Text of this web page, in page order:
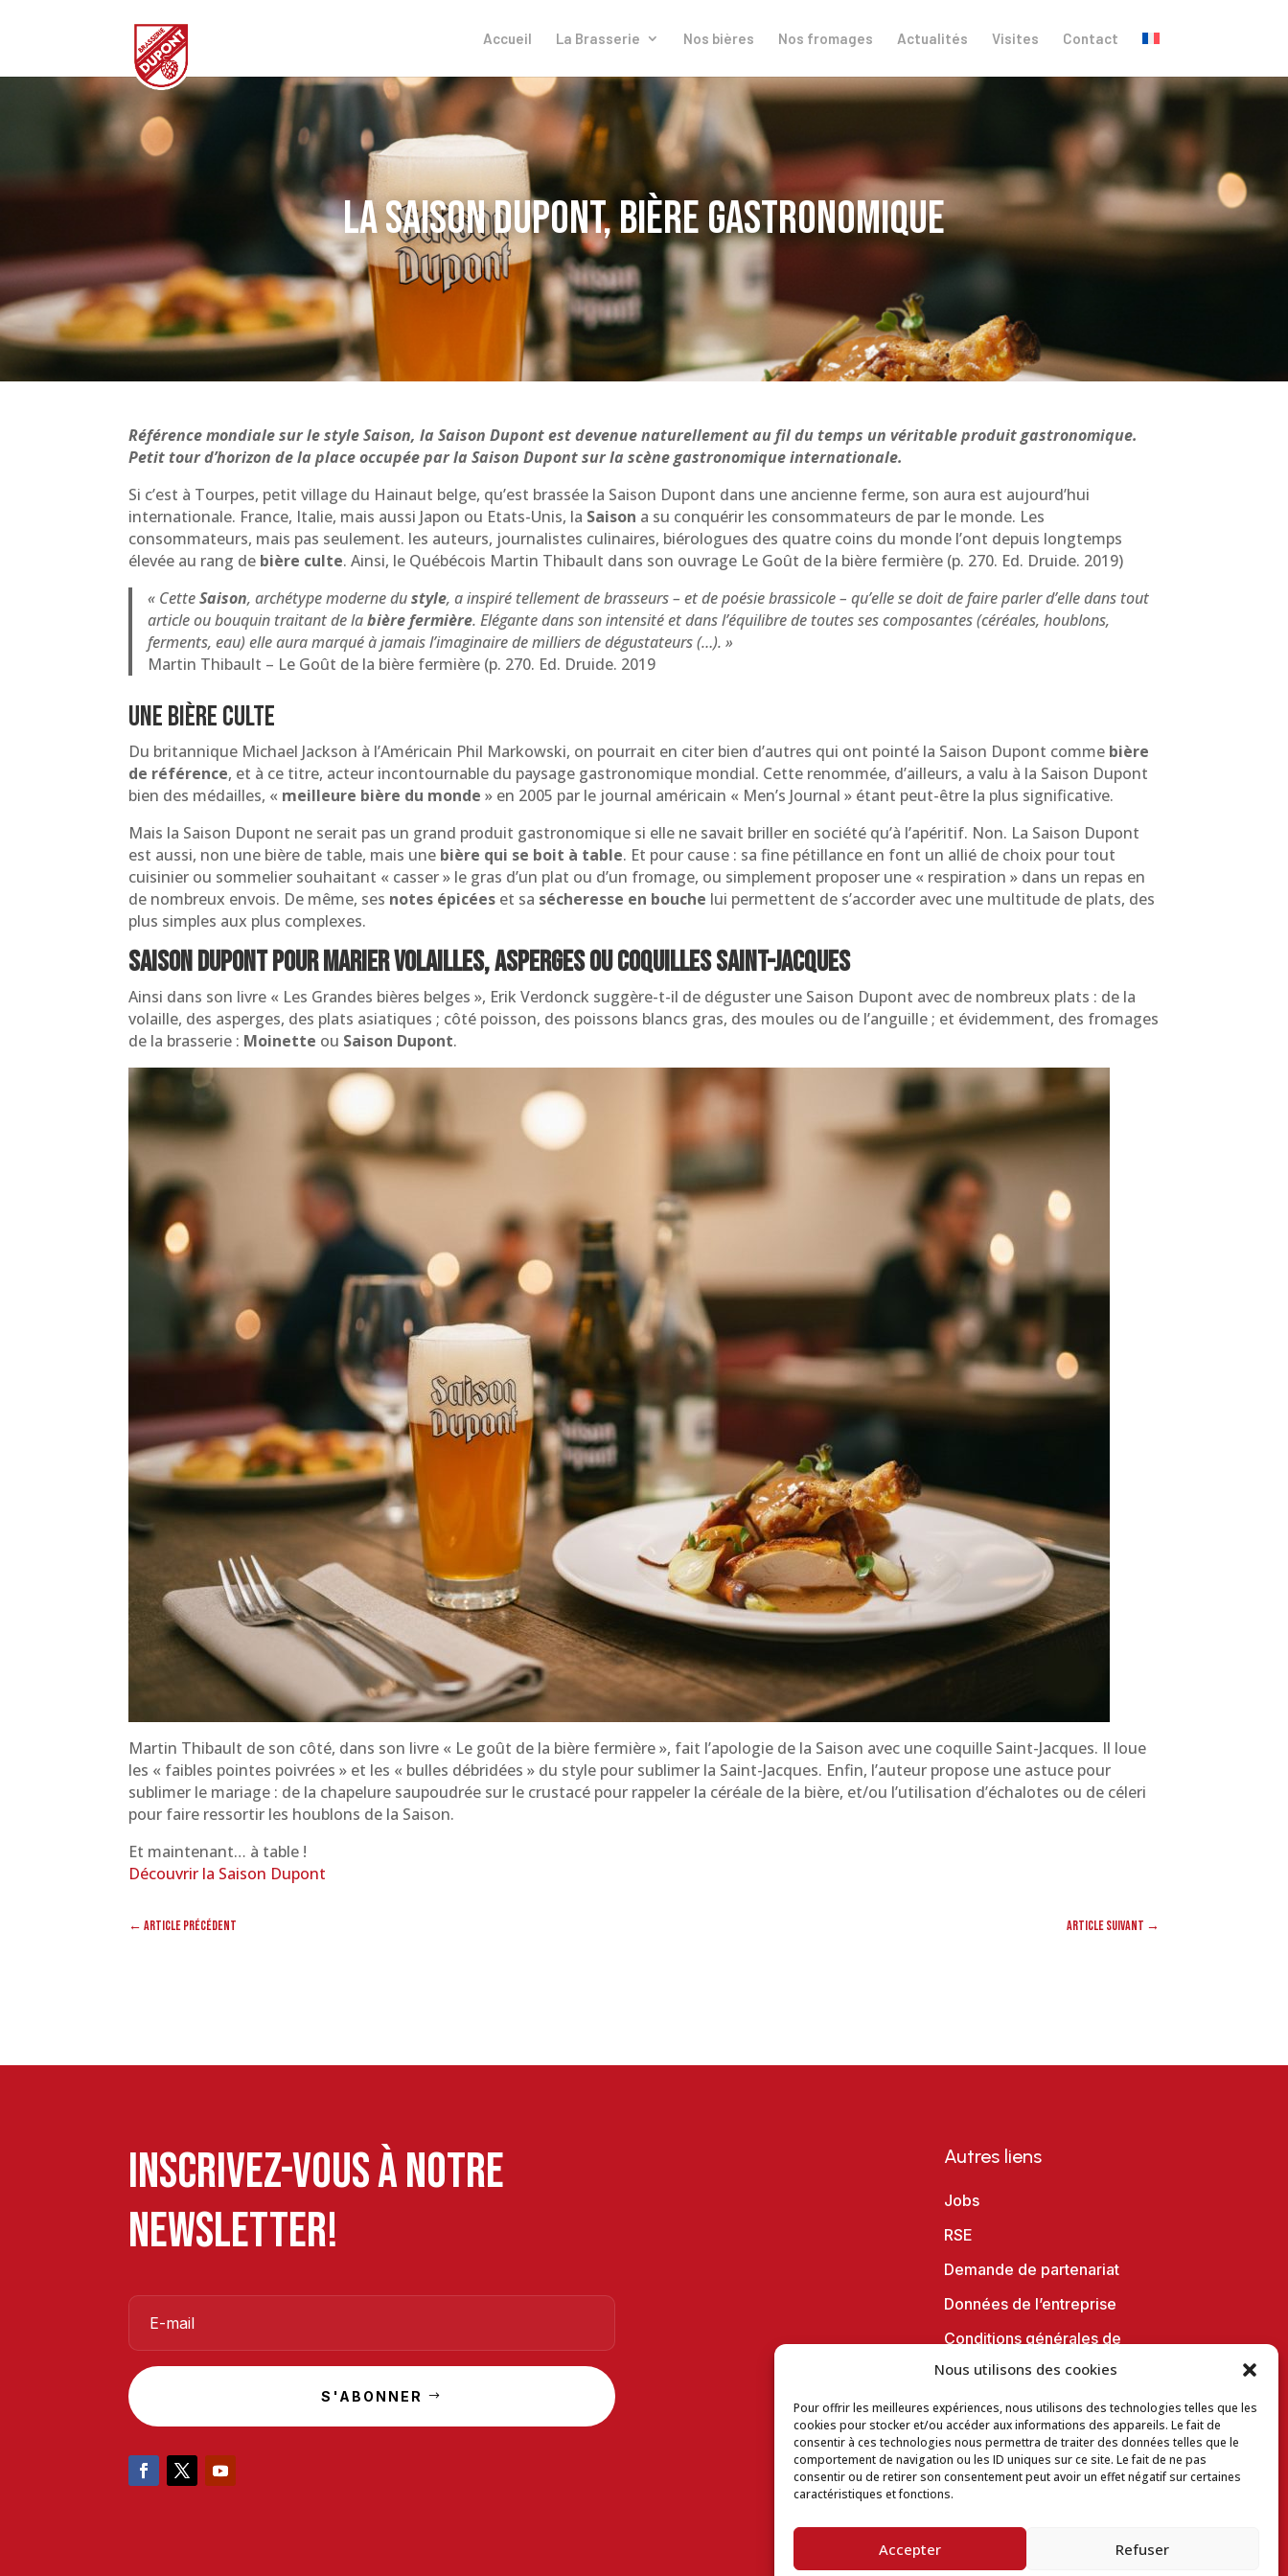
Nous utilisons des cookies
Pour offrir les meilleures expériences, nous utilisons des technologies telles que les
cookies pour stocker et/ou accéder aux informations des appareils. Le fait de
consentir à ces technologies nous permettra de traiter des données telles que le
comportement de navigation ou les ID uniques sur ce site. Le fait de ne pas
consentir ou de retirer son consentement peut avoir un effet négatif sur certaines
caractéristiques et fonctions.
Accepter Refuser
Accueil La Brasserie Nos bières Nos fromages Actualités Visites Contact
La Saison Dupont, bière gastronomique
Référence mondiale sur le style Saison, la Saison Dupont est devenue naturellement au fil du temps un véritable produit gastronomique.
Petit tour d’horizon de la place occupée par la Saison Dupont sur la scène gastronomique internationale.
Si c’est à Tourpes, petit village du Hainaut belge, qu’est brassée la Saison Dupont dans une ancienne ferme, son aura est aujourd’hui
internationale. France, Italie, mais aussi Japon ou Etats-Unis, la Saison a su conquérir les consommateurs de par le monde. Les
consommateurs, mais pas seulement. les auteurs, journalistes culinaires, biérologues des quatre coins du monde l’ont depuis longtemps
élevée au rang de bière culte. Ainsi, le Québécois Martin Thibault dans son ouvrage Le Goût de la bière fermière (p. 270. Ed. Druide. 2019)
« CetteSaison, archétype moderne dustyle, a inspiré tellement de brasseurs – et de poésie brassicole – qu’elle se doit de faire parler d’elle dans tout
article ou bouquin traitant de labière fermière. Elégante dans son intensité et dans l’équilibre de toutes ses composantes (céréales, houblons,
ferments, eau) elle aura marqué à jamais l’imaginaire de milliers de dégustateurs (…). »
Martin Thibault – Le Goût de la bière fermière (p. 270. Ed. Druide. 2019
Une bière culte
Du britannique Michael Jackson à l’Américain Phil Markowski, on pourrait en citer bien d’autres qui ont pointé la Saison Dupont comme bière
de référence, et à ce titre, acteur incontournable du paysage gastronomique mondial. Cette renommée, d’ailleurs, a valu à la Saison Dupont
bien des médailles, « meilleure bière du monde » en 2005 par le journal américain « Men’s Journal » étant peut-être la plus significative.
Mais la Saison Dupont ne serait pas un grand produit gastronomique si elle ne savait briller en société qu’à l’apéritif. Non. La Saison Dupont
est aussi, non une bière de table, mais une bière qui se boit à table. Et pour cause : sa fine pétillance en font un allié de choix pour tout
cuisinier ou sommelier souhaitant « casser » le gras d’un plat ou d’un fromage, ou simplement proposer une « respiration » dans un repas en
de nombreux envois. De même, ses notes épicées et sa sécheresse en bouche lui permettent de s’accorder avec une multitude de plats, des
plus simples aux plus complexes.
Saison Dupont pour marier volailles, asperges ou coquilles Saint-Jacques
Ainsi dans son livre « Les Grandes bières belges », Erik Verdonck suggère-t-il de déguster une Saison Dupont avec de nombreux plats : de la
volaille, des asperges, des plats asiatiques ; côté poisson, des poissons blancs gras, des moules ou de l’anguille ; et évidemment, des fromages
de la brasserie : Moinette ou Saison Dupont.
Martin Thibault de son côté, dans son livre « Le goût de la bière fermière », fait l’apologie de la Saison avec une coquille Saint-Jacques. Il loue
les « faibles pointes poivrées » et les « bulles débridées » du style pour sublimer la Saint-Jacques. Enfin, l’auteur propose une astuce pour
sublimer le mariage : de la chapelure saupoudrée sur le crustacé pour rappeler la céréale de la bière, et/ou l’utilisation d’échalotes ou de céleri
pour faire ressortir les houblons de la Saison.
Et maintenant… à table !
Découvrir la Saison Dupont
←Article précédent Article suivant →
Inscrivez-vous à notre
newsletter!
S'ABONNER
Autres liens
Jobs
RSE
Demande de partenariat
Données de l’entreprise
Conditions générales de
vente en ligne
Conditions d’utilisation du site
Politique d’utilisation des
cookies
Espace téléchargement